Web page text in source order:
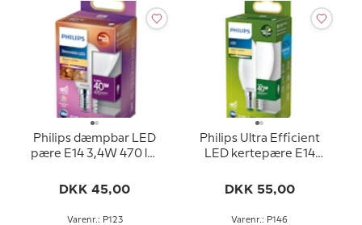
Philips dæmpbar LED
pære E14 3,4W 470 lm
Hvidt Lys 2200-2700K
DKK 45,00
Varenr.: P123
Philips Ultra Efficient
LED kertepære E14
40 watt) Varm Hvidt Lys
DKK 55,00
Varenr.: P146